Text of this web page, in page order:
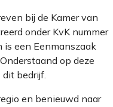
bij de Kamer van
onder KvK nummer
een Eenmanszaak
op deze
bedrijf.
en benieuwd naar